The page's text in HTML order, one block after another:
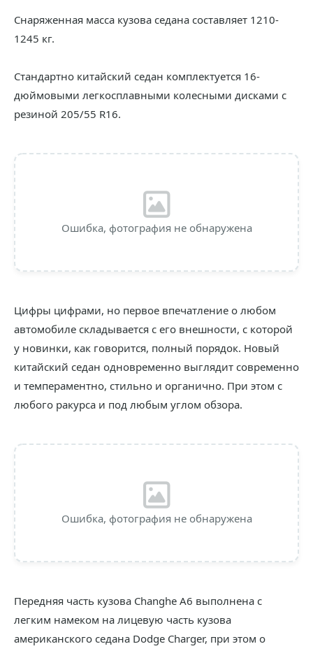
Снаряженная масса кузова седана составляет 1210-
1245 кг.
Стандартно китайский седан комплектуется 16-
дюймовыми легкосплавными колесными дисками с
резиной 205/55 R16.
Ошибка, фотография не обнаружена
Цифры цифрами, но первое впечатление о любом
автомобиле складывается с его внешности, с которой
у новинки, как говорится, полный порядок. Новый
китайский седан одновременно выглядит современно
и темпераментно, стильно и органично. При этом с
любого ракурса и под любым углом обзора.
Ошибка, фотография не обнаружена
Передняя часть кузова Changhe A6 выполнена с
легким намеком на лицевую часть кузова
американского седана Dodge Charger, при этом о